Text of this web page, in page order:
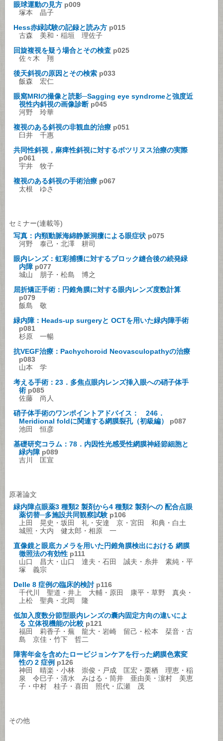
眼球運動の見方 p009
塚本 晶子
Hess赤緑試験の記録と読み方 p015
古森 美和・稲垣 理佐子
回旋複視を疑う場合とその検査 p025
佐々木 翔
後天斜視の原因とその検索 p033
飯森 宏仁
眼窩MRIの撮像と読影─Sagging eye syndromeと強度近
視性内斜視の画像診断 p045
河野 玲華
複視のある斜視の非観血的治療 p051
臼井 千惠
共同性斜視，麻痺性斜視に対するボツリヌス治療の実際
p061
宇井 牧子
複視のある斜視の手術治療 p067
太根 ゆさ
セミナー(連載等)
写真：内頸動脈海綿静脈洞瘻による眼症状 p075
河野 泰己・北澤 耕司
眼内レンズ：虹彩捕獲に対するブロック縫合後の続発緑
内障 p077
城山 朋子・松島 博之
屈折矯正手術：円錐角膜に対する眼内レンズ度数計算
p079
飯島 敬
緑内障：Heads-up surgeryと OCTを用いた緑内障手術
p081
杉原 一暢
抗VEGF治療：Pachychoroid Neovasculopathyの治療
p083
山本 学
考える手術：23．多焦点眼内レンズ挿入眼への硝子体手
術 p085
佐藤 尚人
硝子体手術のワンポイントアドバイス： 246．
Meridional foldに関連する網膜裂孔（初級編）
p087
池田 恒彦
基礎研究コラム：78．内因性光感受性網膜神経節細胞と
緑内障 p089
吉川 匡宣
原著論文
緑内障点眼薬3 種類2 製剤から4 種類2 製剤への 配合点眼
薬切替─多施設共同観察試験 p106
上田 晃史・坂田 礼・安達 京・宮田 和典・白土
城照・大内 健太郎・相原 一
直像鏡と眼底カメラを用いた円錐角膜検出における 網膜
徹照法の有効性 p111
山口 昌大・山口 達夫・石田 誠夫・糸井 素純・平
塚 義宗
Delle 8 症例の臨床的検討 p116
千代川 聖道・井上 大輔・原田 康平・草野 真央・
上松 聖典・北岡 隆
低加入度数分節型眼内レンズの囊内固定方向の違いによ
る 立体視機能の比較 p121
福田 莉香子・蕪 龍大・岩崎 留己・松本 栞音・古
島 京佳・竹下 哲二
障害年金を含めたロービジョンケアを行った網膜色素変
性の 2 症例 p126
神田 晴楽・小林 崇俊・戸成 匡宏・栗栖 理恵・稲
泉 令巳子・清水 みはる・筒井 亜由美・濵村 美恵
子・中村 桂子・喜田 照代・広瀬 茂
その他